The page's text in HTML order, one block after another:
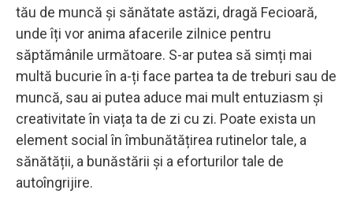
tău de muncă și sănătate astăzi, dragă Fecioară,
unde îți vor anima afacerile zilnice pentru
săptămânile următoare. S-ar putea să simți mai
multă bucurie în a-ți face partea ta de treburi sau de
muncă, sau ai putea aduce mai mult entuziasm și
creativitate în viața ta de zi cu zi. Poate exista un
element social în îmbunătățirea rutinelor tale, a
sănătății, a bunăstării și a eforturilor tale de
autoîngrijire.